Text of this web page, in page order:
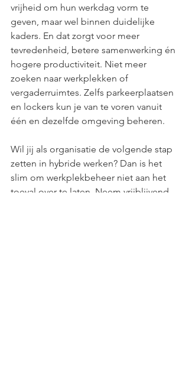
vrijheid om hun werkdag vorm te
geven, maar wel binnen duidelijke
kaders. En dat zorgt voor meer
tevredenheid, betere samenwerking én
hogere productiviteit. Niet meer
zoeken naar werkplekken of
vergaderruimtes. Zelfs parkeerplaatsen
en lockers kun je van te voren vanuit
één en dezelfde omgeving beheren.
Wil jij als organisatie de volgende stap
zetten in hybride werken? Dan is het
slim om werkplekbeheer niet aan het
toeval over te laten. Neem vrijblijvend